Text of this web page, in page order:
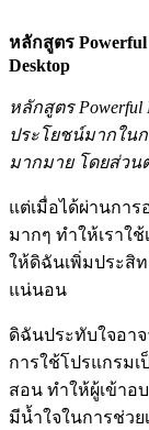
หลักสูตร Powerful
Desktop
หลักสูตร Powerful
ประโยชน์มากใน
มากมาย โดยส่วน
แต่เมื่อได้ผ่านกา
มากๆ ทำให้เราใ
ให้ดิฉันเพิ่มประสิ
แน่นอน
ดิฉันประทับใจอา
การใช้โปรแกรม
สอน ทำให้ผู้เข้าอ
มีน้ำใจในการช่ว